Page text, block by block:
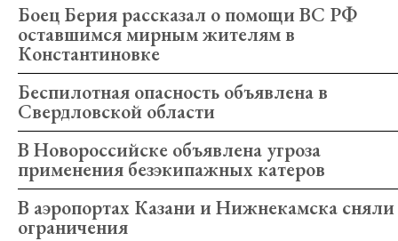
Боец Берия рассказал о помощи ВС РФ
оставшимся мирным жителям в
Константиновке
Беспилотная опасность объявлена в
Свердловской области
В Новороссийске объявлена угроза
применения безэкипажных катеров
В аэропортах Казани и Нижнекамска сняли
ограничения